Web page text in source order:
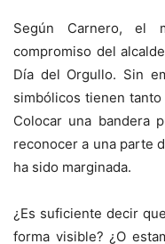
Según Carnero, el
compromiso del
Día del Orgullo. Sin
simbólicos tienen
Colocar una bandera
reconocer a una parte
ha sido marginada.
¿Es suficiente decir
forma visible? ¿O